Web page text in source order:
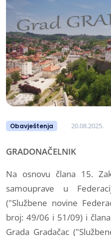
Obavještenja 20.08.2025.
GRADONAČELNIK
Na osnovu člana 15.
samouprave u
("Službene novine
broj: 49/06 i 51/09) i
Grada Gradačac